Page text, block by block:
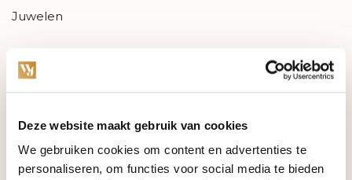
Deze website maakt gebruik van cookies
We gebruiken cookies om content en advertenties te
personaliseren, om functies voor social media te bieden
Juwelen
PRE-OWNED
Luxe Accessoires
Informatie